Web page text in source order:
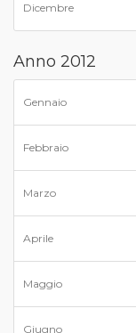
Dicembre
Anno 2012
Gennaio
Febbraio
Marzo
Aprile
Maggio
Giugno